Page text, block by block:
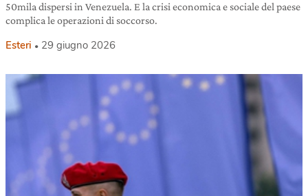
50mila dispersi in Venezuela. E la crisi economica e sociale del paese
complica le operazioni di soccorso.
Esteri 29 giugno 2026